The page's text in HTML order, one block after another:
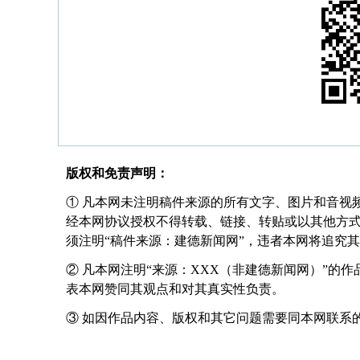
版权和免责声明：
① 凡本网未注明稿件来源的所有文字、图片和音视
经本网协议授权不得转载、链接、转贴或以其他方
须注明“稿件来源：建德新闻网”，违者本网将追究
② 凡本网注明“来源：XXX（非建德新闻网）”的作
表本网赞同其观点和对其真实性负责。
③ 如因作品内容、版权和其它问题需要同本网联系